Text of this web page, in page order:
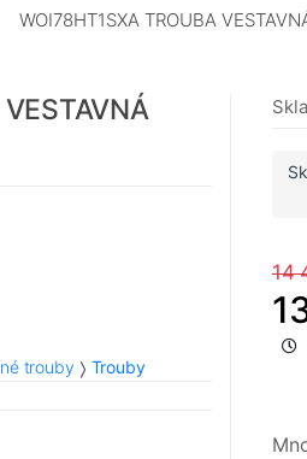
WOI78HT1SXA TROUBA
trouby
Trouby
14